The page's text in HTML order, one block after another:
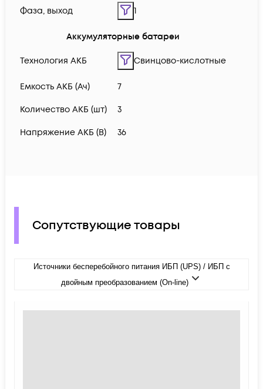
Фаза, выход 1
Аккумуляторные батареи
Технология АКБ Свинцово-кислотные
Емкость АКБ (Ач) 7
Количество АКБ (шт) 3
Напряжение АКБ (В) 36
Сопутствующие товары
Источники бесперебойного питания ИБП (UPS) / ИБП с
двойным преобразованием (On-line)